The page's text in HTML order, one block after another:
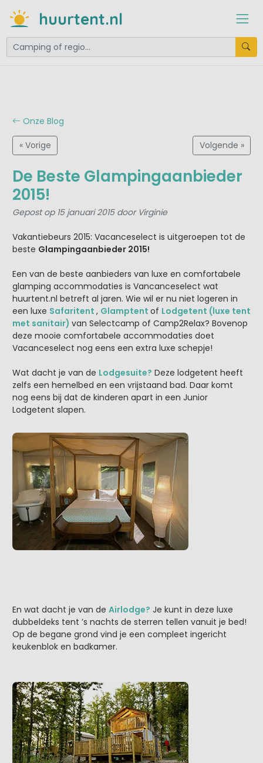
huurtent.nl
Onze Blog
« Vorige Volgende »
De Beste Glampingaanbieder
2015!
Gepost op 15 januari 2015 door Virginie
Vakantiebeurs 2015: Vacanceselect is uitgeroepen tot de
beste Glampingaanbieder 2015!
Een van de beste aanbieders van luxe en comfortabele
glamping accommodaties is Vancanceselect wat
huurtent.nl betreft al jaren. Wie wil er nu niet logeren in
een luxe Safaritent , Glamptent of Lodgetent (luxe tent
met sanitair) van Selectcamp of Camp2Relax? Bovenop
deze mooie comfortabele accommodaties doet
Vacanceselect nog eens een extra luxe schepje!
Wat dacht je van de Lodgesuite? Deze lodgetent heeft
zelfs een hemelbed en een vrijstaand bad. Daar komt
nog eens bij dat de kinderen apart in een Junior
Lodgetent slapen.
En wat dacht je van de Airlodge? Je kunt in deze luxe
dubbeldeks tent ’s nachts de sterren tellen vanuit je bed!
Op de begane grond vind je een compleet ingericht
keukenblok en badkamer.